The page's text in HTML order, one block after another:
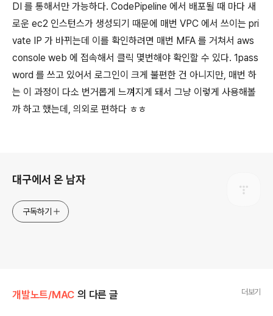
DI 를 통해서만 가능하다. CodePipeline 에서 배포될 때 마다 새
로운 ec2 인스턴스가 생성되기 때문에 매번 VPC 에서 쓰이는 pri
vate IP 가 바뀌는데 이를 확인하려면 매번 MFA 를 거쳐서 aws
console web 에 접속해서 클릭 몇번해야 확인할 수 있다. 1pass
word 를 쓰고 있어서 로그인이 크게 불편한 건 아니지만, 매번 하
는 이 과정이 다소 번거롭게 느껴지게 돼서 그냥 이렇게 사용해볼
까 하고 했는데, 의외로 편하다 ㅎㅎ
대구에서 온 남자
구독하기
개발노트/MAC 의 다른 글 더보기